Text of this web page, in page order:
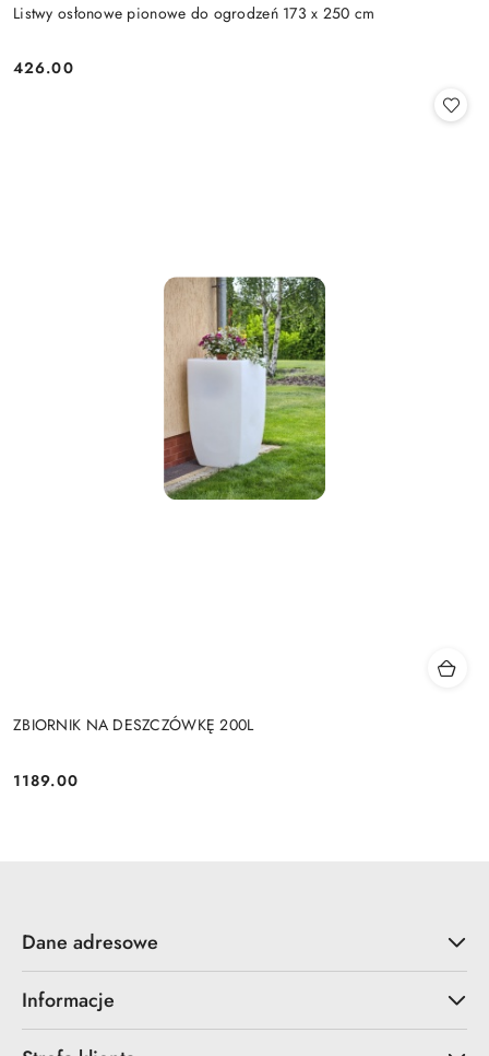
Listwy osłonowe pionowe do ogrodzeń 173 x 250 cm
Cena:
426.00
ZBIORNIK NA DESZCZÓWKĘ 200L
Cena:
1189.00
Dane adresowe
Informacje